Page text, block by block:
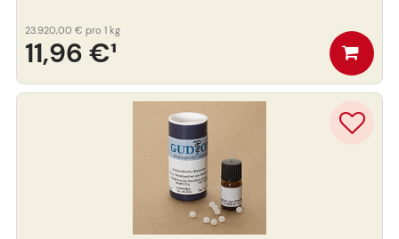
11,96 €¹
23.920,00 € pro 1 kg